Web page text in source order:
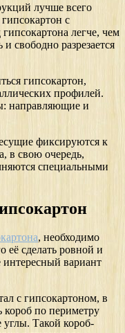
лучше всего
с
легче, чем
свободно разрезается
гипсокартон,
профилей.
направляющие и
фиксируются к
в свою очередь,
специальными
, необходимо
её сделать ровной и
вариант
с гипсокартоном, в
короб по периметру
углы. Такой короб-